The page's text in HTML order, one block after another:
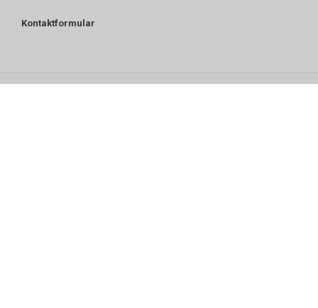
Kontaktformular